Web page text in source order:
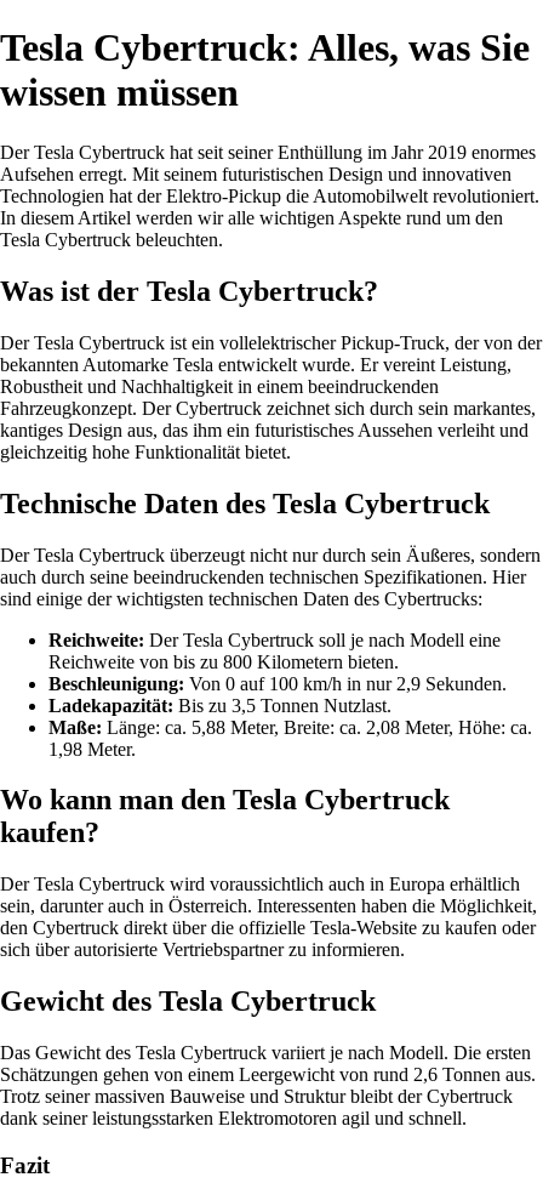
Tesla Cybertruck: Alles, was Sie
wissen müssen
Der Tesla Cybertruck hat seit seiner Enthüllung im Jahr 2019 enormes
Aufsehen erregt. Mit seinem futuristischen Design und innovativen
Technologien hat der Elektro-Pickup die Automobilwelt revolutioniert.
In diesem Artikel werden wir alle wichtigen Aspekte rund um den
Tesla Cybertruck beleuchten.
Was ist der Tesla Cybertruck?
Der Tesla Cybertruck ist ein vollelektrischer Pickup-Truck, der von der
bekannten Automarke Tesla entwickelt wurde. Er vereint Leistung,
Robustheit und Nachhaltigkeit in einem beeindruckenden
Fahrzeugkonzept. Der Cybertruck zeichnet sich durch sein markantes,
kantiges Design aus, das ihm ein futuristisches Aussehen verleiht und
gleichzeitig hohe Funktionalität bietet.
Technische Daten des Tesla Cybertruck
Der Tesla Cybertruck überzeugt nicht nur durch sein Äußeres, sondern
auch durch seine beeindruckenden technischen Spezifikationen. Hier
sind einige der wichtigsten technischen Daten des Cybertrucks:
Reichweite: Der Tesla Cybertruck soll je nach Modell eine
Reichweite von bis zu 800 Kilometern bieten.
Beschleunigung: Von 0 auf 100 km/h in nur 2,9 Sekunden.
Ladekapazität: Bis zu 3,5 Tonnen Nutzlast.
Maße: Länge: ca. 5,88 Meter, Breite: ca. 2,08 Meter, Höhe: ca.
1,98 Meter.
Wo kann man den Tesla Cybertruck
kaufen?
Der Tesla Cybertruck wird voraussichtlich auch in Europa erhältlich
sein, darunter auch in Österreich. Interessenten haben die Möglichkeit,
den Cybertruck direkt über die offizielle Tesla-Website zu kaufen oder
sich über autorisierte Vertriebspartner zu informieren.
Gewicht des Tesla Cybertruck
Das Gewicht des Tesla Cybertruck variiert je nach Modell. Die ersten
Schätzungen gehen von einem Leergewicht von rund 2,6 Tonnen aus.
Trotz seiner massiven Bauweise und Struktur bleibt der Cybertruck
dank seiner leistungsstarken Elektromotoren agil und schnell.
Fazit